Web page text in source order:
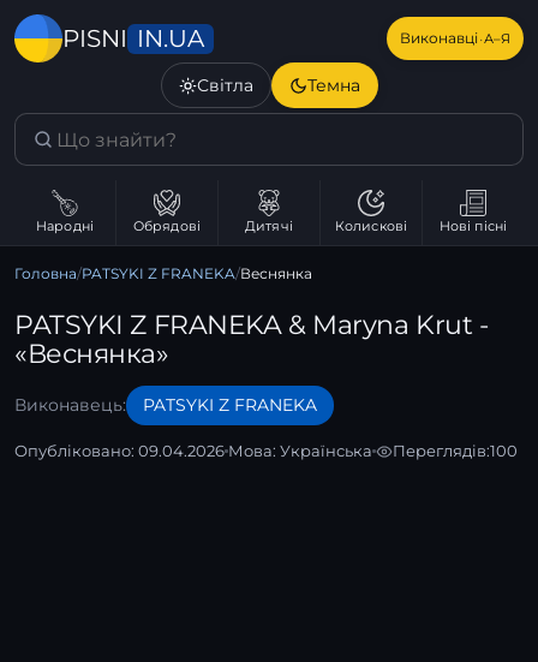
PISNI IN.UA Виконавці·А–Я
Світла Темна
Народні Обрядові Дитячі Колискові Нові пісні
Головна/PATSYKI Z FRANEKA/Веснянка
PATSYKI Z FRANEKA & Maryna Krut -
«Веснянка»
Виконавець: PATSYKI Z FRANEKA
Опубліковано: 09.04.2026 Мова: Українська Переглядів:100